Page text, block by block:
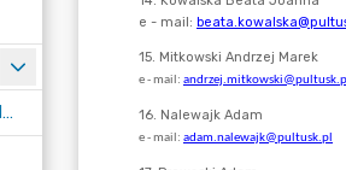
WYKAZ MIEJSC OBJĘTYCH MONITORINGIEM